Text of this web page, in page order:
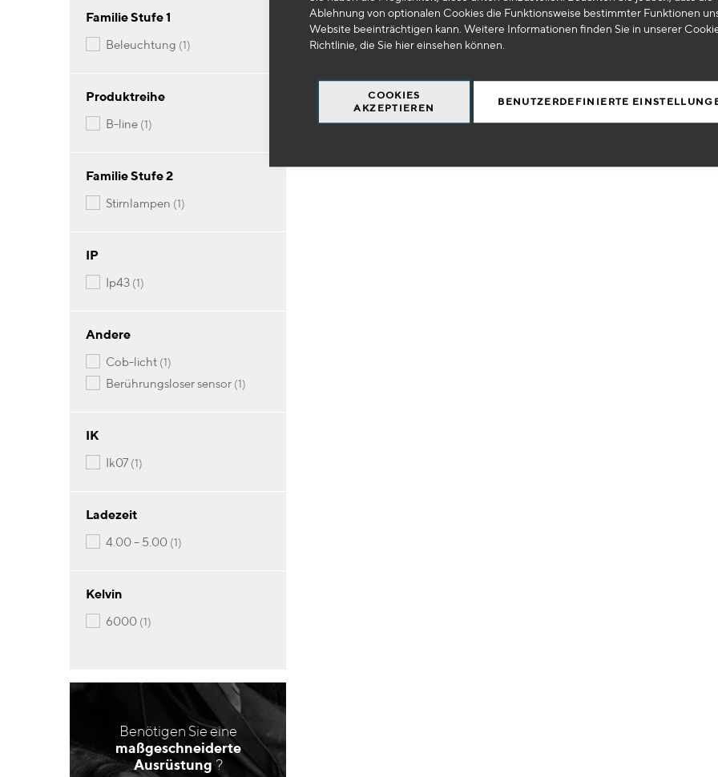
Ablehnung von optionalen Cookies die Funktionsweise bestimmter Funktionen
Website beeinträchtigen kann. Weitere Informationen finden Sie in unserer
Richtlinie, die Sie hiereinsehen können.
COOKIES
AKZEPTIEREN
BENUTZERDEFINIERTE
Stirnband mit Doppeltem Kopfband
0,03 €
- + IN DEN WARENKORB
Familie Stufe 1
beleuchtung 1Artikel
Produktreihe
b-line 1Artikel
Familie Stufe 2
stirnlampen 1Artikel
IP
ip43 1Artikel
Andere
cob-licht 1Artikel
berührungsloser sensor 1Artikel
IK
ik07 1Artikel
Ladezeit
4.00 – 5.00 1Artikel
Kelvin
6000 1Artikel
Benötigen Sie eine
maßgeschneiderte
Ausrüstung ?